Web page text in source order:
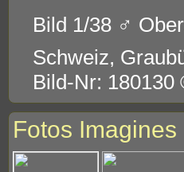
Bild 1/38 ♂
Schweiz,
Bild-Nr: 180130
Fotos Imagines